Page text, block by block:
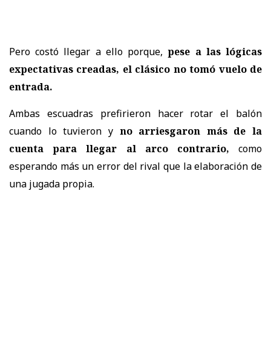
Pero costó llegar a ello porque,pese a las lógicas
expectativas creadas, el clásico no tomó vuelo de
entrada.
Ambas escuadras prefirieron hacer rotar el balón
cuando lo tuvieron y no arriesgaron más de la
cuenta para llegar al arco contrario, como
esperando más un error del rival que la elaboración de
una jugada propia.